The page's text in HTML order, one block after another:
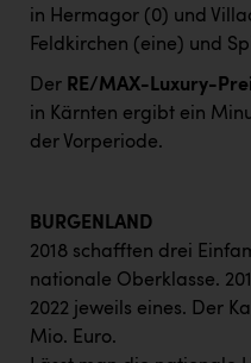
in Hermagor (0) und
Feldkirchen (eine) und
Der RE/MAX-Luxury-
in Kärnten ergibt ein
der Vorperiode.
BURGENLAND
2018 schafften drei
nationale Oberklasse.
2022 jeweils eines. Der
Mio. Euro.